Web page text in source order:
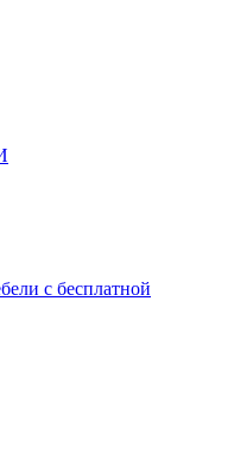
с бесплатной